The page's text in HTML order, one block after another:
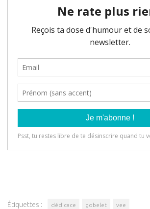
Étiquettes : dédicace gobelet vee